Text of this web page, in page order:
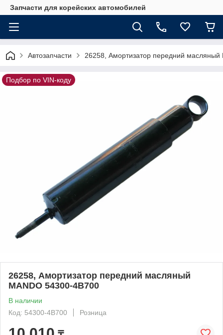
Запчасти для корейских автомобилей
Автозапчасти 26258, Амортизатор передний масляный
Подбор по VIN-коду
26258, Амортизатор передний масляный
MANDO 54300-4B700
В наличии
Код: 54300-4B700
Розница